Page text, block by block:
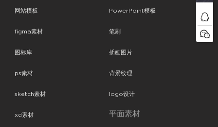
网站模板
figma素材
图标库
ps素材
sketch素材
xd素材
PowerPoint模板
笔刷
插画图片
背景纹理
logo设计
平面素材